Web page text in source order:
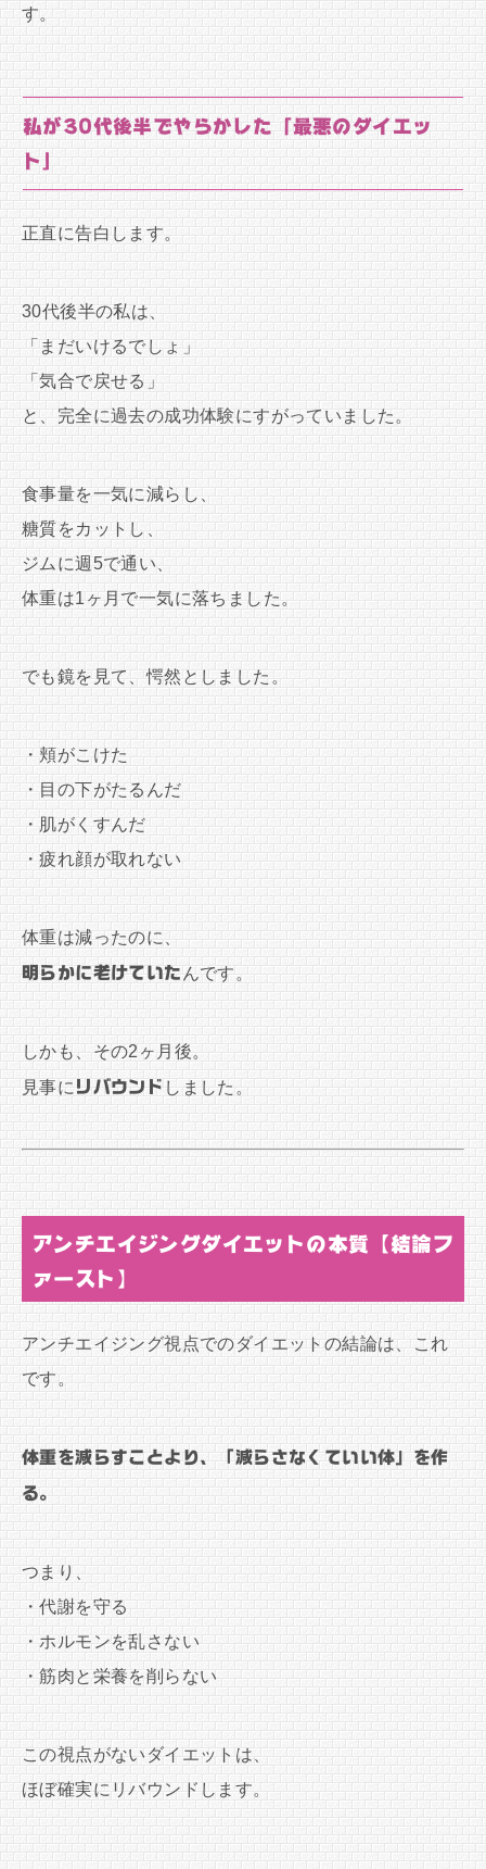
す。
私が30代後半でやらかした「最悪のダイエッ
ト」
正直に告白します。
30代後半の私は、
「まだいけるでしょ」
「気合で戻せる」
と、完全に過去の成功体験にすがっていました。
食事量を一気に減らし、
糖質をカットし、
ジムに週5で通い、
体重は1ヶ月で一気に落ちました。
でも鏡を見て、愕然としました。
・頬がこけた
・目の下がたるんだ
・肌がくすんだ
・疲れ顔が取れない
体重は減ったのに、
明らかに老けていた んです。
しかも、その2ヶ月後。
見事に リバウンド しました。
アンチエイジングダイエットの本質【結論フ
ァースト】
アンチエイジング視点でのダイエットの結論は、これ
です。
体重を減らすことより、「減らさなくていい体」を作
る。
つまり、
・代謝を守る
・ホルモンを乱さない
・筋肉と栄養を削らない
この視点がないダイエットは、
ほぼ確実にリバウンドします。